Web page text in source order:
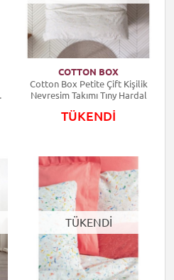
COTTON BOX
Cotton Box Petite Çift Kişilik
Nevresim Takımı Tıny Hardal
TÜKENDİ
TÜKENDİ